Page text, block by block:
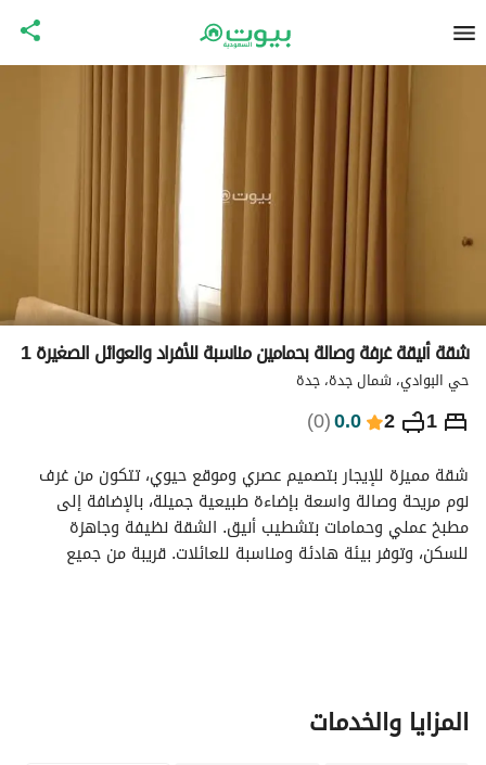
شقة أنيقة غرفة وصالة بحمامين مناسبة للأفراد والعوائل الصغيرة 1
حي البوادي، شمال جدة، جدة
1
2
0.0
(
0
) ⃁
306ليلة
التفاصيل الاماكن القريبة معلومات وزارة السياحة
المزايا والخدمات